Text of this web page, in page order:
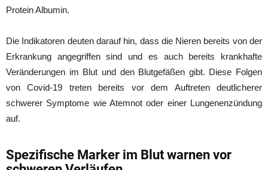
Protein Albumin.
Die Indikatoren deuten darauf hin, dass die Nieren bereits von der
Erkrankung angegriffen sind und es auch bereits krankhafte
Veränderungen im Blut und den Blutgefäßen gibt. Diese Folgen
von Covid-19 treten bereits vor dem Auftreten deutlicherer
schwerer Symptome wie Atemnot oder einer Lungenenzündung
auf.
Spezifische Marker im Blut warnen vor